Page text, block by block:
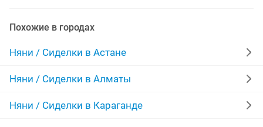
няняи мама сад
ребенок сиделка для пожилых
круглосуточно агентство нянь
Похожие в городах
Няни / Сиделки в Астане
Няни / Сиделки в Алматы
Няни / Сиделки в Караганде